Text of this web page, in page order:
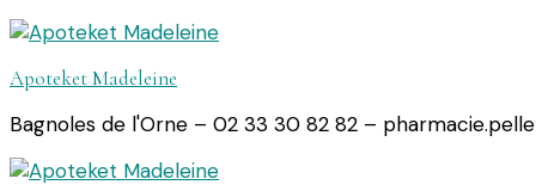
Apoteket Madeleine
Bagnoles de l'Orne – 02 33 30 82 82 –